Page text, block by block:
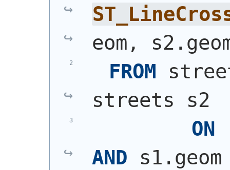
eom,
FROM
streets s2
ON
AND